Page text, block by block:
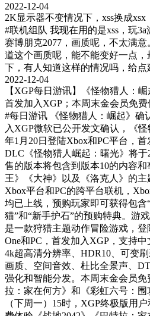
2022-12-04
2K显示器不变情况下，xss换成
#联机组队 我现在用的是xss，玩
赛博朋克2077，画质呢，不太满
道这个画质呢，能不能变好一点
下，有人知道这样的情况吗，给点
2022-12-04
【XGP每日游讯】《怪物猎人：
首发加入XGP；本周末金会员免
#每日游讯
《怪物猎人：崛起》确
入XGP微软已公开发文确认，《
年1月20日登陆Xbox和PC平台，
DLC《怪物猎人崛起：曙光》将
售的版本将包含到版本10的内容
王》《大神》以及《洛克人》的
Xbox平台和PC的跨平台联机，
均已上线，预购玩家即可获得包含
猫”和“新手护石”的预购特典。游
是一款狩猎主题动作冒险游戏，登
One和PC，首发加入XGP，支持
4k超高清分辨率、HDR10、可变
画质、空间音效、杜比全景声、
强化和智能分发。本周末金会员
拉：家在何方》和《彩虹六号：围
（下周一）15时，XGP终极版用